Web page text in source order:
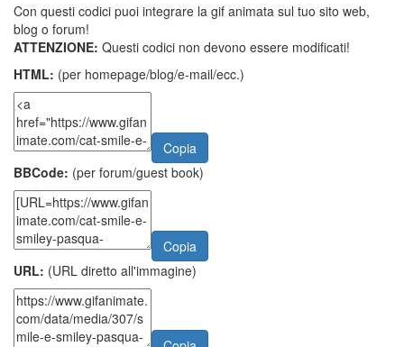
Con questi codici puoi integrare la gif animata sul tuo sito web,
blog o forum!
ATTENZIONE: Questi codici non devono essere modificati!
HTML: (per homepage/blog/e-mail/ecc.)
Copia
BBCode: (per forum/guest book)
Copia
URL: (URL diretto all'immagine)